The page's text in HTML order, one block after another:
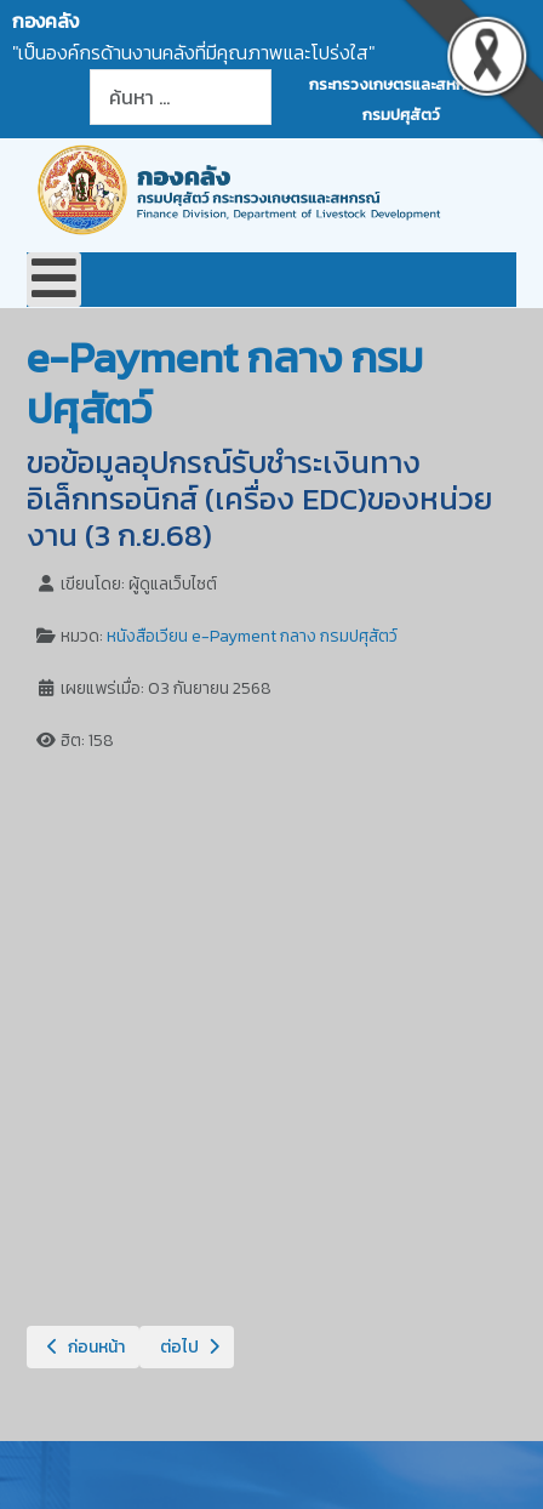
กองคลัง
"เป็นองค์กรด้านงานคลังที่มีคุณภาพและโปร่งใส"
กระทรวงเกษตรและสหกรณ์
กรมปศุสัตว์
e-Payment กลาง กรม
ปศุสัตว์
ขอข้อมูลอุปกรณ์รับชำระเงินทาง
อิเล็กทรอนิกส์ (เครื่อง EDC)ของหน่วย
งาน (3 ก.ย.68)
เขียนโดย: ผู้ดูแลเว็บไซต์
หมวด:หนังสือเวียน e-Payment กลาง กรมปศุสัตว์
เผยแพร่เมื่อ: 03 กันยายน 2568
ฮิต: 158
เนื้อหาก่อนหน้า: แจ้งข้อมูลผู้ปฏิบัติหน้าที่ Company User Maker สำหรับ
ก่อนหน้า เนื้อหาถัดไป: แนวทางวิธีปฏิบัติในการนำส่งเงิน ผ่านระ
ต่อไป